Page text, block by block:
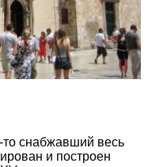
снабжавший весь
и построен